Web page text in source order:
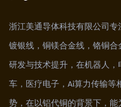
浙江美通导体科技有限公司专
镀银线，铜镁合金线，铬铜
研发与技术提升，在机器人
车，医疗电子，Ai算力传输等
势，在以铝代铜的背景下，